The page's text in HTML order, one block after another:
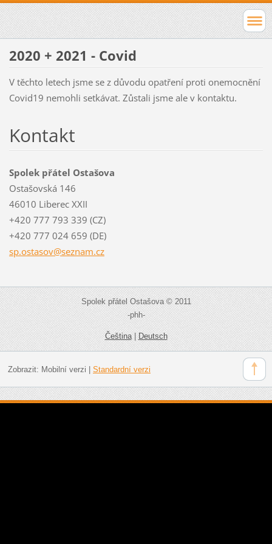
2020 + 2021 - Covid
V těchto letech jsme se z důvodu opatření proti onemocnění
Covid19 nemohli setkávat. Zůstali jsme ale v kontaktu.
Kontakt
Spolek přátel Ostašova
Ostašovská 146
46010 Liberec XXII
+420 777 793 339 (CZ)
+420 777 024 659 (DE)
sp.ostasov@seznam.cz
Spolek přátel Ostašova © 2011
-phh-
Čeština|Deutsch
Zobrazit: Mobilní verzi Standardní verzi